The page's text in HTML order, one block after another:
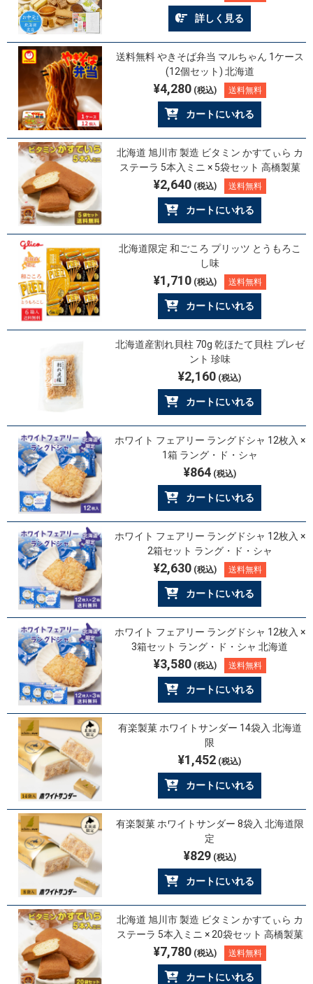
詳しく見る
送料無料 やきそば弁当 マルちゃん 1ケース
(12個セット) 北海道
¥4,280(税込) 送料無料
カートにいれる
北海道 旭川市 製造 ビタミン かすてぃら カ
ステーラ 5本入ミニ × 5袋セット 高橋製菓
¥2,640(税込) 送料無料
カートにいれる
北海道限定 和ごころ プリッツ とうもろこ
し味
¥1,710(税込) 送料無料
カートにいれる
北海道産割れ貝柱 70g 乾ほたて貝柱 プレゼ
ント 珍味
¥2,160 (税込)
カートにいれる
ホワイト フェアリー ラングドシャ 12枚入 ×
1箱 ラング・ド・シャ
¥864(税込)
カートにいれる
ホワイト フェアリー ラングドシャ 12枚入 ×
2箱セット ラング・ド・シャ
¥2,630(税込) 送料無料
カートにいれる
ホワイト フェアリー ラングドシャ 12枚入 ×
3箱セット ラング・ド・シャ 北海道
¥3,580(税込) 送料無料
カートにいれる
有楽製菓 ホワイトサンダー 14袋入 北海道
限
¥1,452 (税込)
カートにいれる
有楽製菓 ホワイトサンダー 8袋入 北海道限
定
¥829(税込)
カートにいれる
北海道 旭川市 製造 ビタミン かすてぃら カ
ステーラ 5本入ミニ × 20袋セット 高橋製菓
¥7,780(税込) 送料無料
カートにいれる